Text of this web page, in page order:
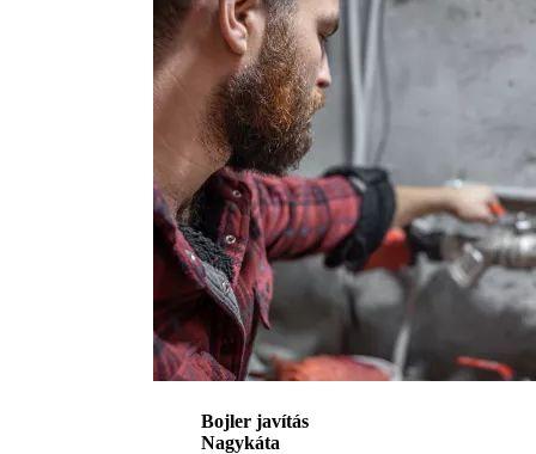
Bojler javítás
Nagykáta